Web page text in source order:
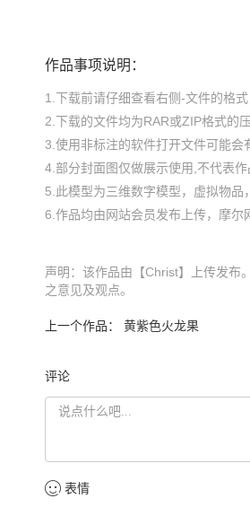
作品事项说明：
1.下载前请仔细查看右侧-文件的格
2.下载的文件均为RAR或ZIP格式的
3.使用非标注的软件打开文件可能
4.部分封面图仅做展示使用,不代表
5.此模型为三维数字模型，虚拟物品
声明：该作品由【Christ】上传发布
之意见及观点。
上一个作品： 黄紫色火龙果
评论
表情